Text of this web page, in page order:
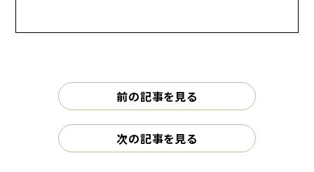
前の記事を見る
次の記事を見る